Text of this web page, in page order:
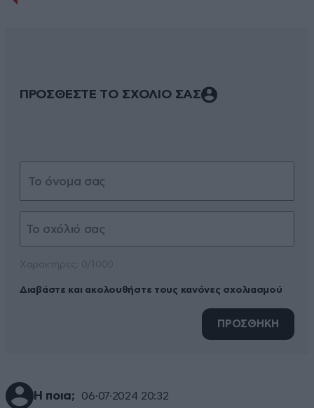
ΠΡΟΣΘΕΣΤΕ ΤΟ ΣΧΟΛΙΟ ΣΑΣ
Διαβάστε και ακολουθήστε τους κανόνες σχολιασμού
ΠΡΟΣΘΗΚΗ
Η ποια; 06·07·2024 20:32